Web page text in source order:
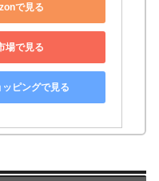
で見る
場で見る
ピングで見る